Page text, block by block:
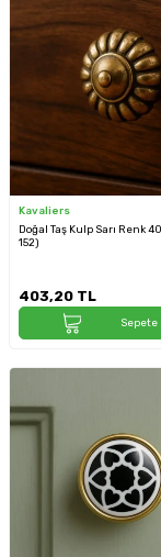
Kavaliers
Doğal Taş Kulp Sarı Renk
152)
403,20 TL
Sepete